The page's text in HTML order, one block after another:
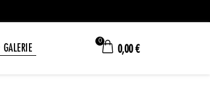
GALERIE
0
0,00€